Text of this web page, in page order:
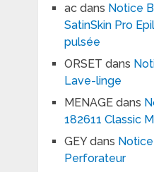
acdans Notice
SatinSkin Pro
pulsée
ORSET dans
Lave-linge
MENAGEdans
182611 Classic
GEYdans Notice
Perforateur